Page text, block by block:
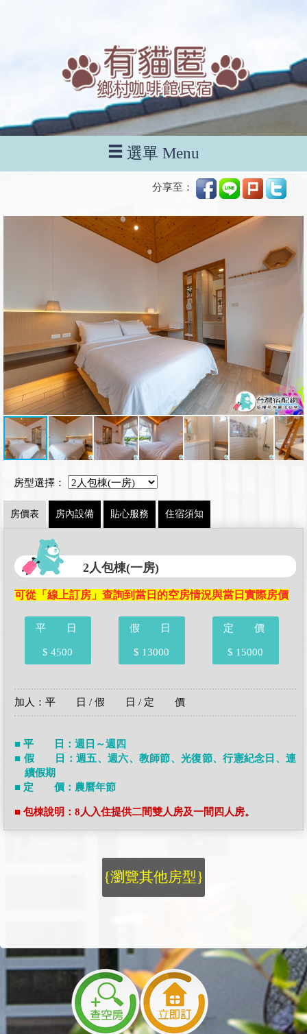
選單 Menu
分享至：
房型選擇：
房價表 房內設備 貼心服務 住宿須知
2人包棟(一房)
可從「線上訂房」查詢到當日的空房情況與當日實際房價
平 日
$ 4500
假 日
$ 13000
定 價
$ 15000
加人：平 日 / 假 日 / 定 價
■ 平 日：週日～週四
■ 假 日：週五、週六、教師節、光復節、行憲紀念日、連
續假期
■ 定 價：農曆年節
■ 包棟說明：8人入住提供二間雙人房及一間四人房。
{瀏覽其他房型}